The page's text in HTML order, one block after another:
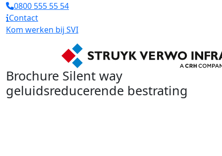
0800 555 55 54
Contact
Kom werken bij SVI
Brochure Silent way
geluidsreducerende bestrating